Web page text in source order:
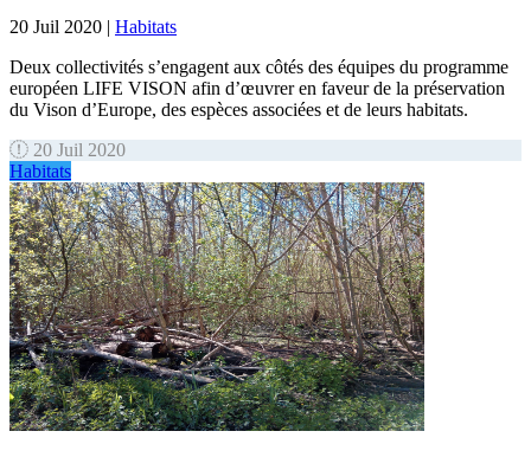
20 Juil 2020 | Habitats
Deux collectivités s’engagent aux côtés des équipes du programme
européen LIFE VISON afin d’œuvrer en faveur de la préservation
du Vison d’Europe, des espèces associées et de leurs habitats.
20 Juil 2020
Habitats